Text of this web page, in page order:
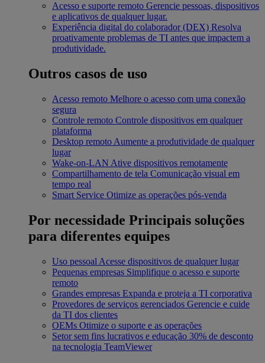
Acesso e suporte remoto Gerencie pessoas, dispositivos
e aplicativos de qualquer lugar.
Experiência digital do colaborador (DEX) Resolva
proativamente problemas de TI antes que impactem a
produtividade.
Outros casos de uso
Acesso remoto Melhore o acesso com uma conexão
segura
Controle remoto Controle dispositivos em qualquer
plataforma
Desktop remoto Aumente a produtividade de qualquer
lugar
Wake-on-LAN Ative dispositivos remotamente
Compartilhamento de tela Comunicação visual em
tempo real
Smart Service Otimize as operações pós-venda
Por necessidade Principais soluções
para diferentes equipes
Uso pessoal Acesse dispositivos de qualquer lugar
Pequenas empresas Simplifique o acesso e suporte
remoto
Grandes empresas Expanda e proteja a TI corporativa
Provedores de serviços gerenciados Gerencie e cuide
da TI dos clientes
OEMs Otimize o suporte e as operações
Setor sem fins lucrativos e educação 30% de desconto
na tecnologia TeamViewer